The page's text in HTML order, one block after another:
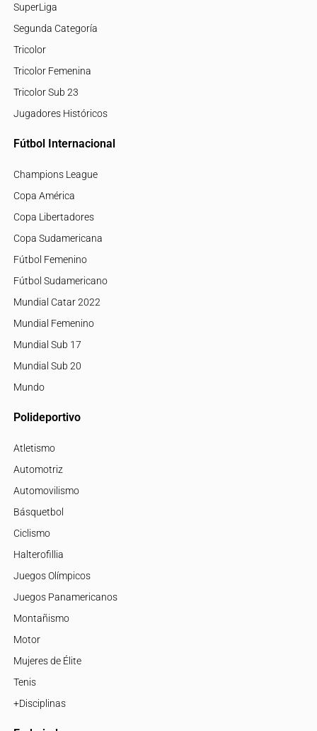
SuperLiga
Segunda Categoría
Tricolor
Tricolor Femenina
Tricolor Sub 23
Jugadores Históricos
Fútbol Internacional
Champions League
Copa América
Copa Libertadores
Copa Sudamericana
Fútbol Femenino
Fútbol Sudamericano
Mundial Catar 2022
Mundial Femenino
Mundial Sub 17
Mundial Sub 20
Mundo
Polideportivo
Atletismo
Automotriz
Automovilismo
Básquetbol
Ciclismo
Halterofillia
Juegos Olímpicos
Juegos Panamericanos
Montañismo
Motor
Mujeres de Élite
Tenis
+Disciplinas